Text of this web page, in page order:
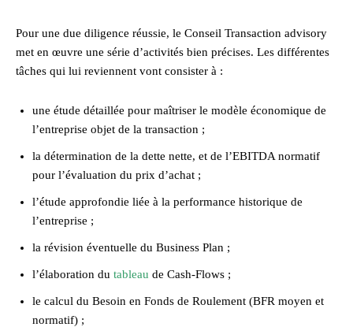
Pour une due diligence réussie, le Conseil Transaction advisory
met en œuvre une série d’activités bien précises. Les différentes
tâches qui lui reviennent vont consister à :
une étude détaillée pour maîtriser le modèle économique de
l’entreprise objet de la transaction ;
la détermination de la dette nette, et de l’EBITDA normatif
pour l’évaluation du prix d’achat ;
l’étude approfondie liée à la performance historique de
l’entreprise ;
la révision éventuelle du Business Plan ;
l’élaboration du tableau de Cash-Flows ;
le calcul du Besoin en Fonds de Roulement (BFR moyen et
normatif) ;